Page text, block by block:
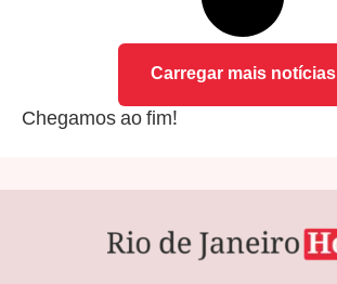
Carregar mais notícias
Chegamos ao fim!